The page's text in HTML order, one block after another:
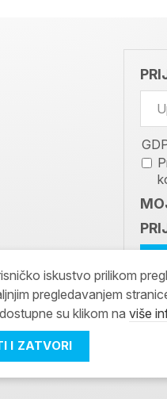
iskustvo prilikom
pregledavanjem
su klikom na više
I ZATVORI